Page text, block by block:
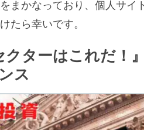
まかなっており、個人サイ
たら幸いです。
クターはこれだ！
ス